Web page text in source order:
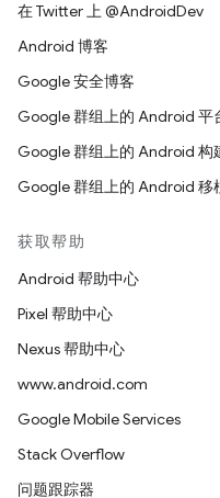
在 Twitter 上 @AndroidDev
Android 博客
Google 安全博客
Google 群组上的 Android 平
Google 群组上的 Android 构
Google 群组上的 Android 移
获取帮助
Android 帮助中心
Pixel 帮助中心
Nexus 帮助中心
www.android.com
Google Mobile Services
Stack Overflow
问题跟踪器